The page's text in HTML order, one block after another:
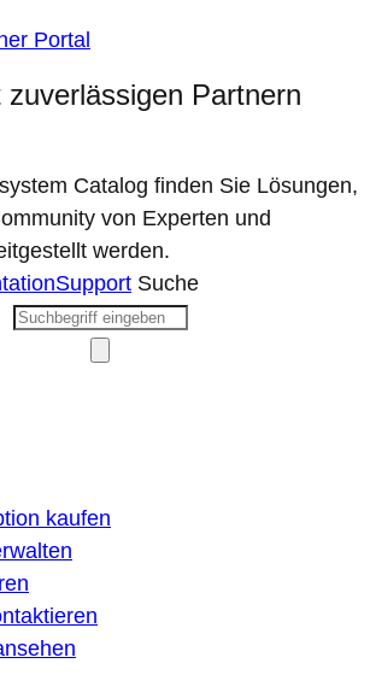
Portal
zuverlässigen Partnern
Catalog finden Sie Lösungen,
von Experten und
werden.
Support Suche
kaufen